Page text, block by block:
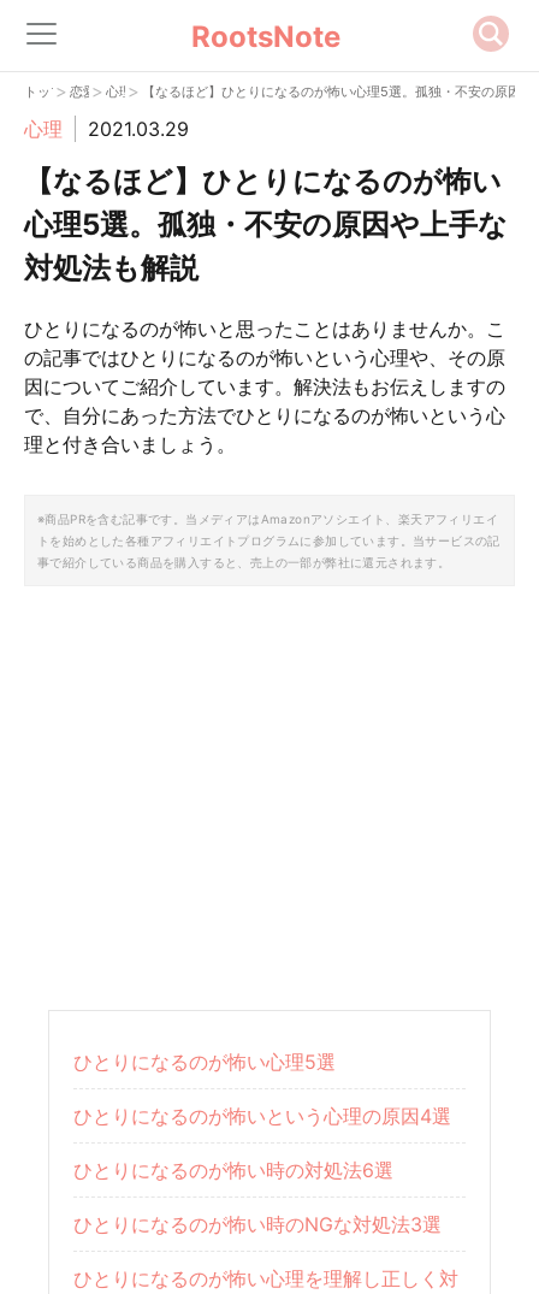
RootsNote
トップ
> 恋愛> 心理> 【なるほど】ひとりになるのが怖い心理5選。孤独・不安の原因
心理 2021.03.29
【なるほど】ひとりになるのが怖い
心理5選。孤独・不安の原因や上手な
対処法も解説
ひとりになるのが怖いと思ったことはありませんか。こ
の記事ではひとりになるのが怖いという心理や、その原
因についてご紹介しています。解決法もお伝えしますの
で、自分にあった方法でひとりになるのが怖いという心
理と付き合いましょう。
※商品PRを含む記事です。当メディアはAmazonアソシエイト、楽天アフィリエイ
トを始めとした各種アフィリエイトプログラムに参加しています。当サービスの記
事で紹介している商品を購入すると、売上の一部が弊社に還元されます。
ひとりになるのが怖い心理5選
ひとりになるのが怖いという心理の原因4選
ひとりになるのが怖い時の対処法6選
ひとりになるのが怖い時のNGな対処法3選
ひとりになるのが怖い心理を理解し正しく対